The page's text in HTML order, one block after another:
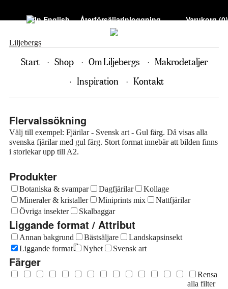
Återförsäljarinloggning Varukorg (0)
Liljebergs
Start Shop Om Liljebergs
Makrodetaljer
Inspiration
Kontakt
Flervalssökning
Välj till exempel: Fjärilar - Svensk art - Gul färg. Då visas alla
svenska fjärilar med gul färg. Stort format innebär att bilden finns
i storlekar upp till A2.
Produkter
Botaniska & svampar Dagfjärilar
Kollage
Mineraler & kristaller
Miniprints mix
Nattfjärilar
Övriga insekter
Skalbaggar
Liggande format / Attribut
Annan bakgrund Bästsäljare
Landskapsinsekt
Liggande format
Nyhet Svensk art
Färger
Rensa
alla filter